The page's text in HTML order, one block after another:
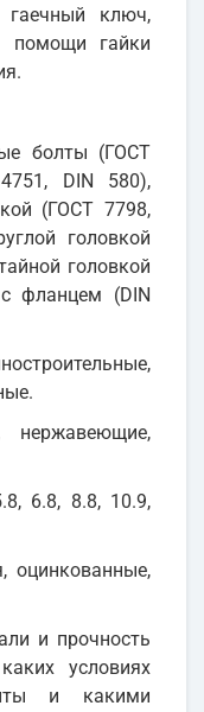
гаечный ключ,
помощи гайки
болты (ГОСТ
DIN 580),
(ГОСТ 7798,
головкой
головкой
фланцем (DIN
нержавеющие,
6.8, 8.8, 10.9,
оцинкованные,
и прочность
условиях
и какими